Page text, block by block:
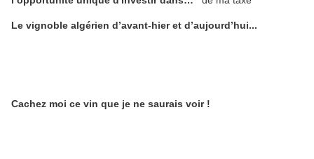
Alain Edouard
Le vignoble algérien d’avant-hier et d’aujourd’hui...
Cachez moi ce vin que je ne saurais voir !